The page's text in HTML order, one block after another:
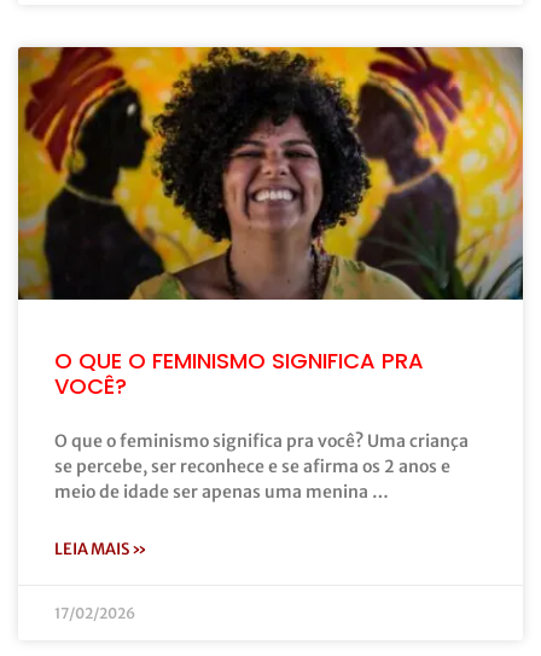
O QUE O FEMINISMO SIGNIFICA PRA
VOCÊ?
O que o feminismo significa pra você? Uma criança
se percebe, ser reconhece e se afirma os 2 anos e
meio de idade ser apenas uma menina …
LEIA MAIS »
17/02/2026